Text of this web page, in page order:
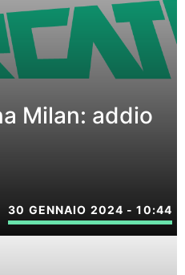
Milan: addio
30 GENNAIO 2024 - 10:44